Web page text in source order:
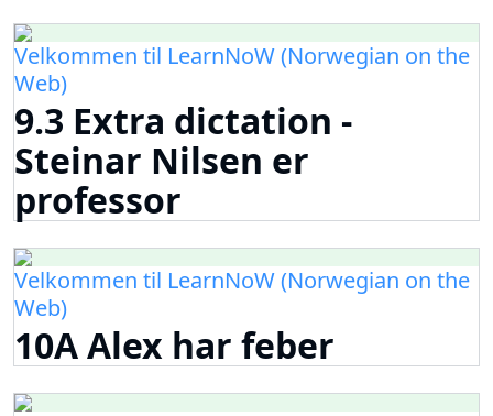
Velkommen til LearnNoW (Norwegian on the
Web)
9.3 Extra dictation -
Steinar Nilsen er
professor
Velkommen til LearnNoW (Norwegian on the
Web)
10A Alex har feber